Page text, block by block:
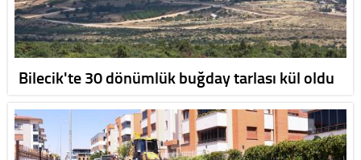
Bilecik'te 30 dönümlük buğday tarlası kül oldu